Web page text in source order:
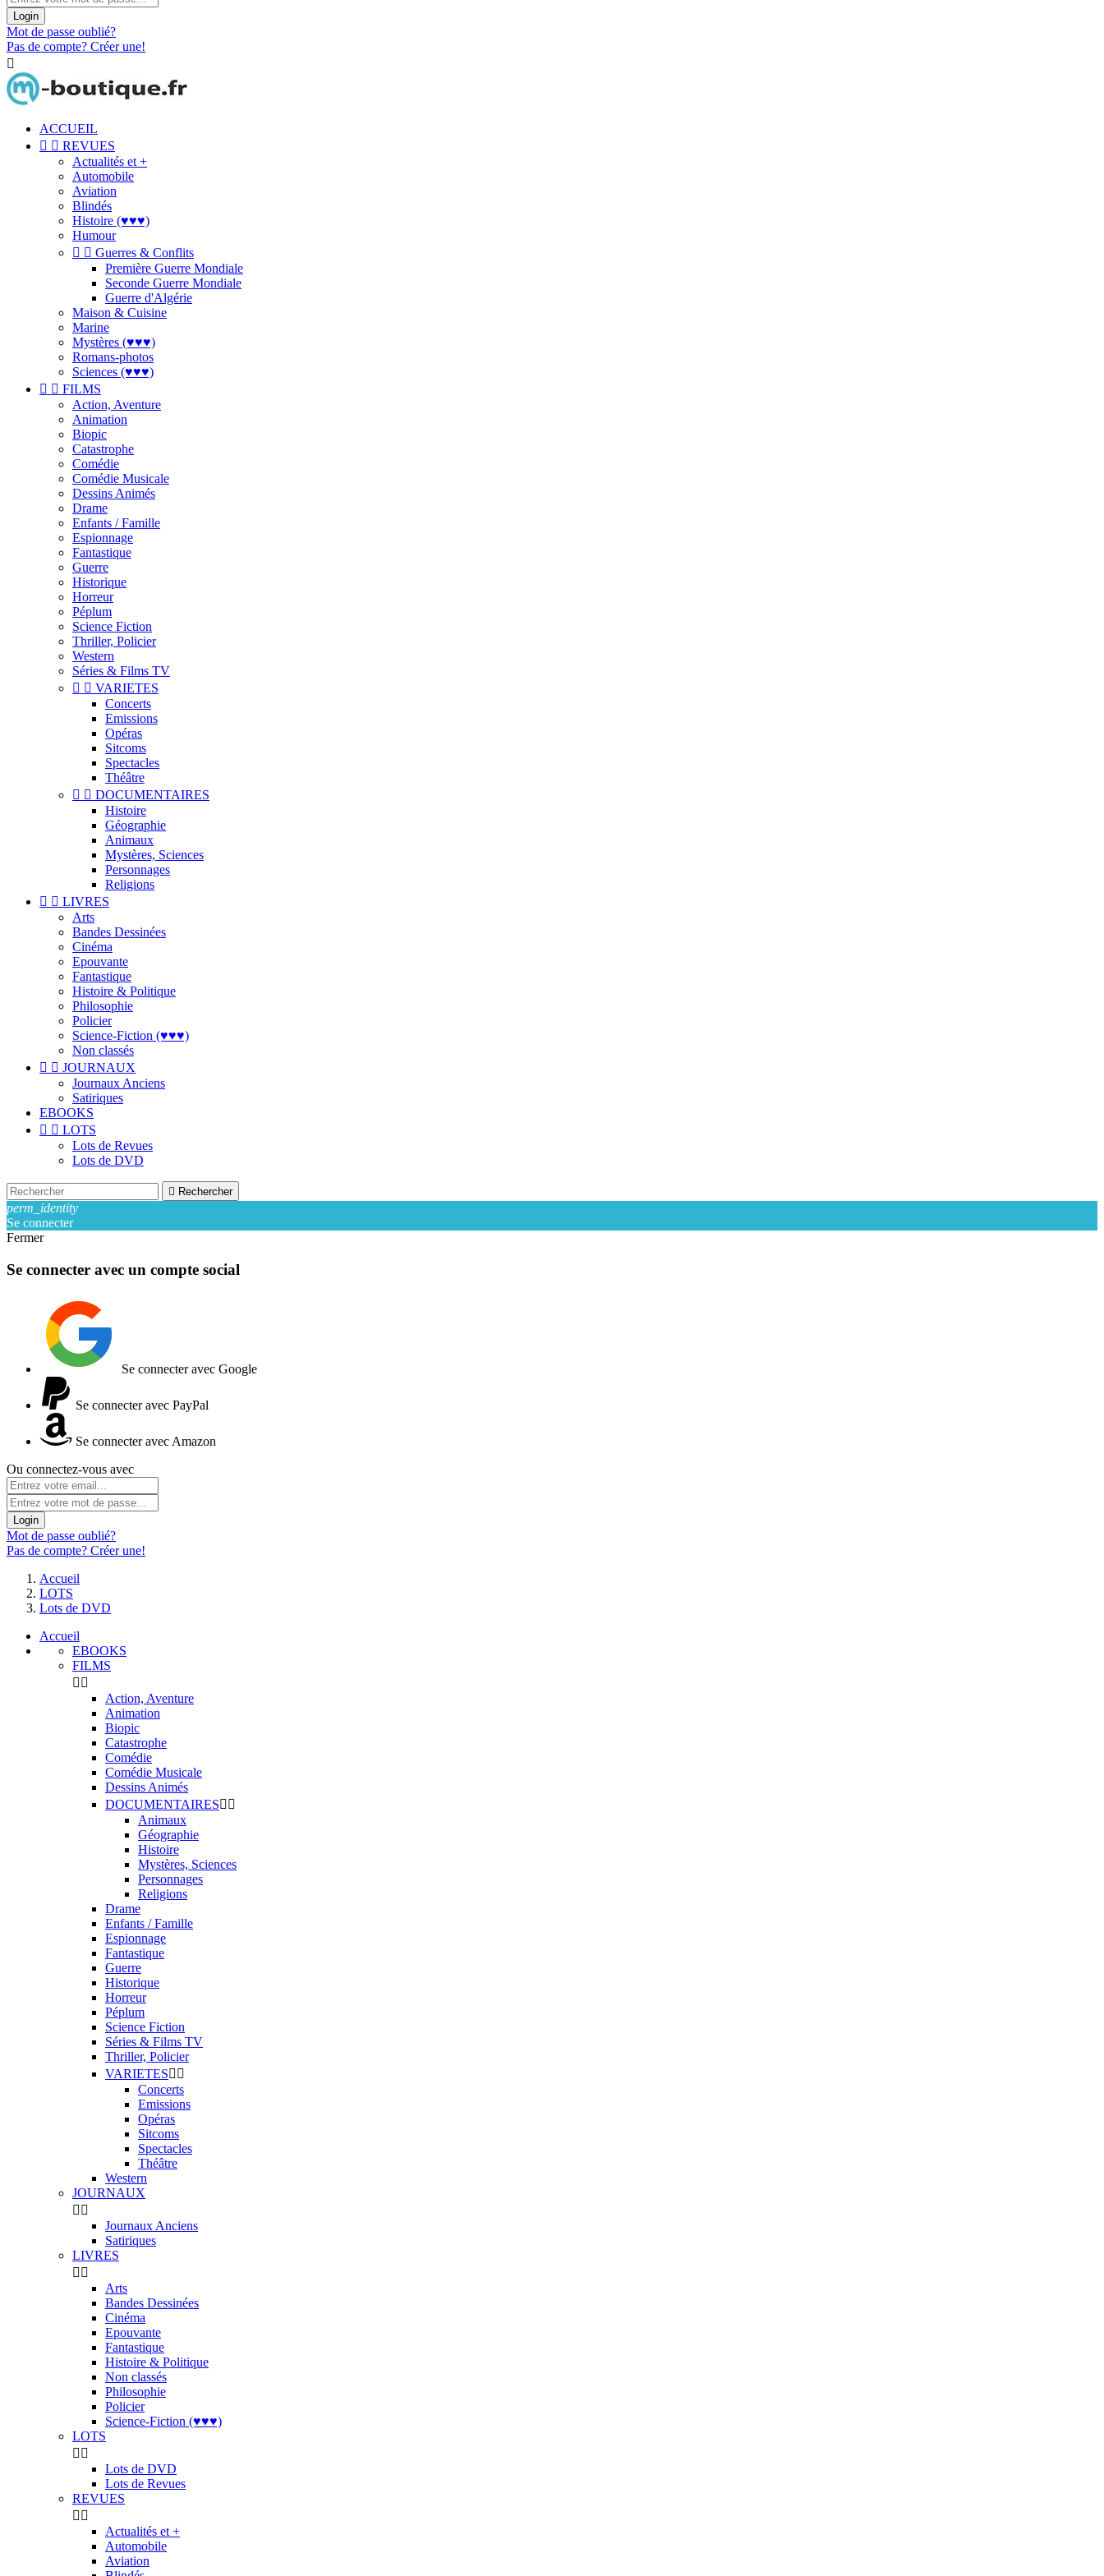
Login
Mot de passe oublié?
Pas de compte? Créer une!

ACCUEIL
  REVUES
Actualités et +
Automobile
Aviation
Blindés
Histoire (♥♥♥)
Humour
  Guerres & Conflits
Première Guerre Mondiale
Seconde Guerre Mondiale
Guerre d'Algérie
Maison & Cuisine
Marine
Mystères (♥♥♥)
Romans-photos
Sciences (♥♥♥)
  FILMS
Action, Aventure
Animation
Biopic
Catastrophe
Comédie
Comédie Musicale
Dessins Animés
Drame
Enfants / Famille
Espionnage
Fantastique
Guerre
Historique
Horreur
Péplum
Science Fiction
Thriller, Policier
Western
Séries & Films TV
  VARIETES
Concerts
Emissions
Opéras
Sitcoms
Spectacles
Théâtre
  DOCUMENTAIRES
Histoire
Géographie
Animaux
Mystères, Sciences
Personnages
Religions
  LIVRES
Arts
Bandes Dessinées
Cinéma
Epouvante
Fantastique
Histoire & Politique
Philosophie
Policier
Science-Fiction (♥♥♥)
Non classés
  JOURNAUX
Journaux Anciens
Satiriques
EBOOKS
  LOTS
Lots de Revues
Lots de DVD
 Rechercher
perm_identity
Se connecter
Fermer
Se connecter avec un compte social
Se connecter avec Google
Se connecter avec PayPal
Se connecter avec Amazon
Ou connectez-vous avec
Login
Mot de passe oublié?
Pas de compte? Créer une!
Accueil
LOTS
Lots de DVD
Accueil
EBOOKS
FILMS
 
Action, Aventure
Animation
Biopic
Catastrophe
Comédie
Comédie Musicale
Dessins Animés
DOCUMENTAIRES 
Animaux
Géographie
Histoire
Mystères, Sciences
Personnages
Religions
Drame
Enfants / Famille
Espionnage
Fantastique
Guerre
Historique
Horreur
Péplum
Science Fiction
Séries & Films TV
Thriller, Policier
VARIETES 
Concerts
Emissions
Opéras
Sitcoms
Spectacles
Théâtre
Western
JOURNAUX
 
Journaux Anciens
Satiriques
LIVRES
 
Arts
Bandes Dessinées
Cinéma
Epouvante
Fantastique
Histoire & Politique
Non classés
Philosophie
Policier
Science-Fiction (♥♥♥)
LOTS
 
Lots de DVD
Lots de Revues
REVUES
 
Actualités et +
Automobile
Aviation